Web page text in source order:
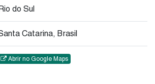
Rio do Sul
Catarina, Brasil
Abrir no Google Maps